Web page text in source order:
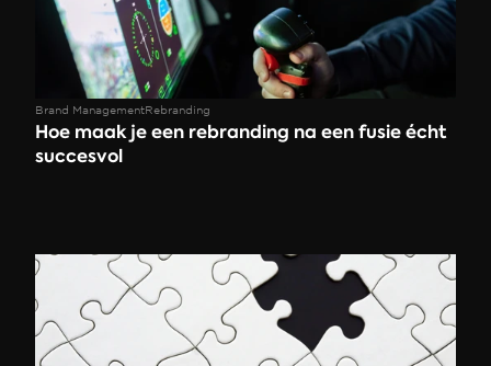
Brand ManagementRebranding
Hoe maak je een rebranding na een fusie écht
succesvol